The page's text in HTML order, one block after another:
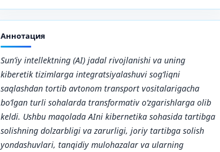
Аннотация
Sun’iy intellektning (AI) jadal rivojlanishi va uning
kiberetik tizimlarga integratsiyalashuvi sog‘liqni
saqlashdan tortib avtonom transport vositalarigacha
bo‘lgan turli sohalarda transformativ o‘zgarishlarga olib
keldi. Ushbu maqolada AIni kibernetika sohasida tartibga
solishning dolzarbligi va zarurligi, joriy tartibga solish
yondashuvlari, tanqidiy mulohazalar va ularning